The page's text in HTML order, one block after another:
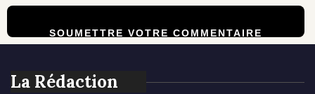
La Rédaction